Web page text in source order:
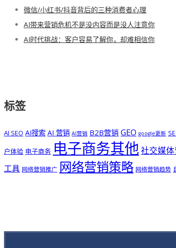
微信/小红书/抖音背后的三种消费者心理
AI带来营销危机不是没内容而是没人注意你
AI时代挑战：客户容易了解你，却难相信你
标签
AI SEO AI搜索 AI 营销 AI营销 B2B营销 GEO google更新
户体验 电子商务 电子商务其他社交媒
工具 网络营销推广 网络营销策略 网络营销趋势